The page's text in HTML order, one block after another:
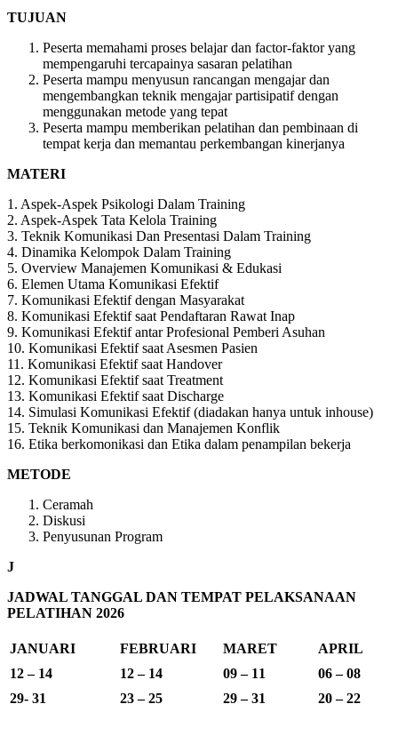
TUJUAN
Peserta memahami proses belajar dan factor-faktor yang
mempengaruhi tercapainya sasaran pelatihan
Peserta mampu menyusun rancangan mengajar dan
mengembangkan teknik mengajar partisipatif dengan
menggunakan metode yang tepat
Peserta mampu memberikan pelatihan dan pembinaan di
tempat kerja dan memantau perkembangan kinerjanya
MATERI
1. Aspek-Aspek Psikologi Dalam Training
2. Aspek-Aspek Tata Kelola Training
3. Teknik Komunikasi Dan Presentasi Dalam Training
4. Dinamika Kelompok Dalam Training
5. Overview Manajemen Komunikasi & Edukasi
6. Elemen Utama Komunikasi Efektif
7. Komunikasi Efektif dengan Masyarakat
8. Komunikasi Efektif saat Pendaftaran Rawat Inap
9. Komunikasi Efektif antar Profesional Pemberi Asuhan
10. Komunikasi Efektif saat Asesmen Pasien
11. Komunikasi Efektif saat Handover
12. Komunikasi Efektif saat Treatment
13. Komunikasi Efektif saat Discharge
14. Simulasi Komunikasi Efektif (diadakan hanya untuk inhouse)
15. Teknik Komunikasi dan Manajemen Konflik
16. Etika berkomonikasi dan Etika dalam penampilan bekerja
METODE
Ceramah
Diskusi
Penyusunan Program
J
JADWAL TANGGAL DAN TEMPAT PELAKSANAAN
PELATIHAN 2026
JANUARI FEBRUARI MARET
APRIL
12 – 14
12 – 14 09 – 11
06 – 08
29- 31
23 – 25 29 – 31 20 – 22